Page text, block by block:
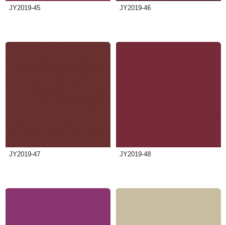
JY2019-45 JY2019-46
JY2019-47 JY2019-48